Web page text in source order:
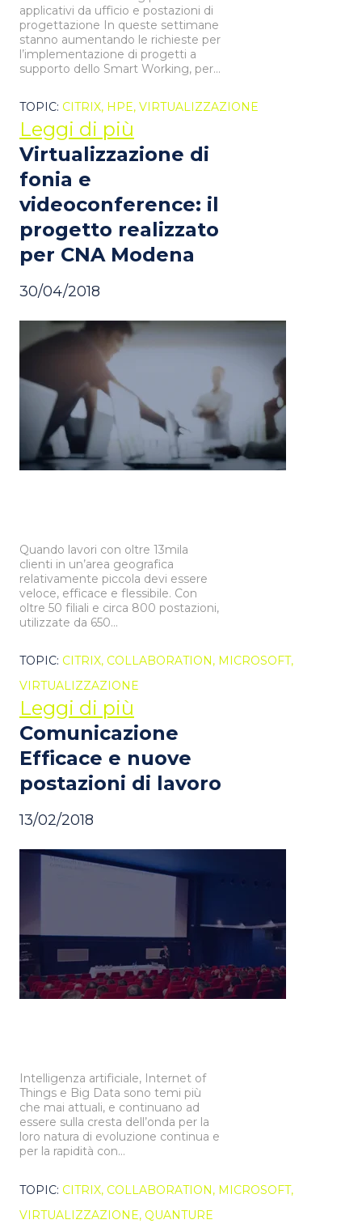
applicativi da ufficio e postazioni di
progettazione In queste settimane
stanno aumentando le richieste per
l’implementazione di progetti a
supporto dello Smart Working, per...
TOPIC: CITRIX, HPE, VIRTUALIZZAZIONE
Leggi di più
Virtualizzazione di
fonia e
videoconference: il
progetto realizzato
per CNA Modena
30/04/2018
Quando lavori con oltre 13mila
clienti in un’area geografica
relativamente piccola devi essere
veloce, efficace e flessibile. Con
oltre 50 filiali e circa 800 postazioni,
utilizzate da 650...
TOPIC: CITRIX, COLLABORATION, MICROSOFT,
VIRTUALIZZAZIONE
Leggi di più
Comunicazione
Efficace e nuove
postazioni di lavoro
13/02/2018
Intelligenza artificiale, Internet of
Things e Big Data sono temi più
che mai attuali, e continuano ad
essere sulla cresta dell’onda per la
loro natura di evoluzione continua e
per la rapidità con...
TOPIC: CITRIX, COLLABORATION, MICROSOFT,
VIRTUALIZZAZIONE, QUANTURE